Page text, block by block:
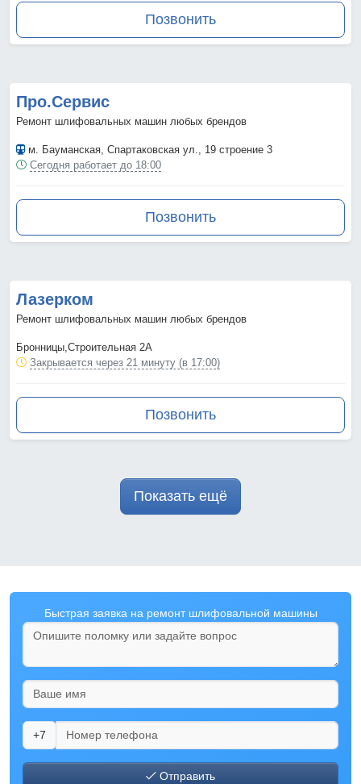
Позвонить
Про.Сервис
Ремонт шлифовальных машин любых брендов
м. Бауманская, Спартаковская ул., 19 строение 3
Сегодня работает до 18:00
Позвонить
Лазерком
Ремонт шлифовальных машин любых брендов
Бронницы,Строительная 2А
Закрывается через 21 минуту (в 17:00)
Позвонить
Показать ещё
Быстрая заявка на ремонт шлифовальной машины
+7
Отправить